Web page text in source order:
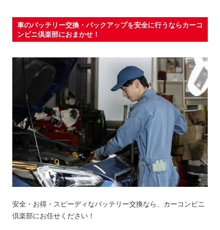
車のバッテリー交換・バックアップを安全に行うならカーコ
ンビニ倶楽部におまかせ！
安全・お得・スピーディなバッテリー交換なら、カーコンビニ
倶楽部にお任せください！